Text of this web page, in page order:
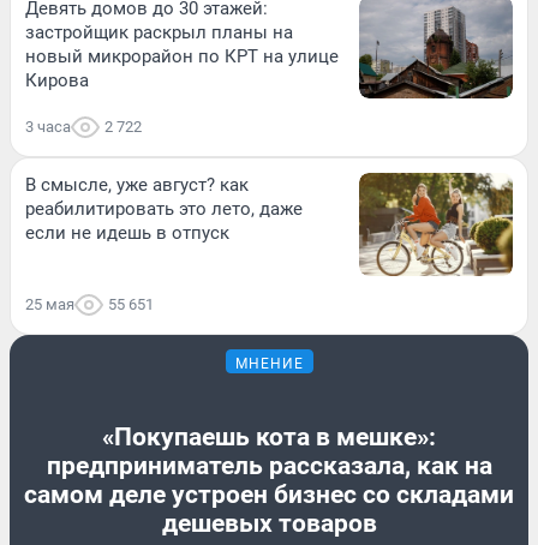
Девять домов до 30 этажей:
застройщик раскрыл планы на
новый микрорайон по КРТ на улице
Кирова
3 часа 2 722
В смысле, уже август? как
реабилитировать это лето, даже
если не идешь в отпуск
25 мая 55 651
МНЕНИЕ
«Покупаешь кота в мешке»:
предприниматель рассказала, как на
самом деле устроен бизнес со складами
дешевых товаров